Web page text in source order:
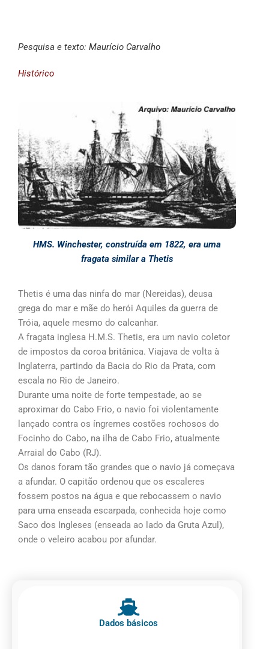
Pesquisa e texto: Maurício Carvalho
Histórico
HMS. Winchester, construída em 1822, era uma
fragata similar a Thetis
Thetis é uma das ninfa do mar (Nereidas), deusa
grega do mar e mãe do herói Aquiles da guerra de
Tróia, aquele mesmo do calcanhar.
A fragata inglesa H.M.S. Thetis, era um navio coletor
de impostos da coroa britânica. Viajava de volta à
Inglaterra, partindo da Bacia do Rio da Prata, com
escala no Rio de Janeiro.
Durante uma noite de forte tempestade, ao se
aproximar do Cabo Frio, o navio foi violentamente
lançado contra os íngremes costões rochosos do
Focinho do Cabo, na ilha de Cabo Frio, atualmente
Arraial do Cabo (RJ).
Os danos foram tão grandes que o navio já começava
a afundar. O capitão ordenou que os escaleres
fossem postos na água e que rebocassem o navio
para uma enseada escarpada, conhecida hoje como
Saco dos Ingleses (enseada ao lado da Gruta Azul),
onde o veleiro acabou por afundar.
Dados básicos